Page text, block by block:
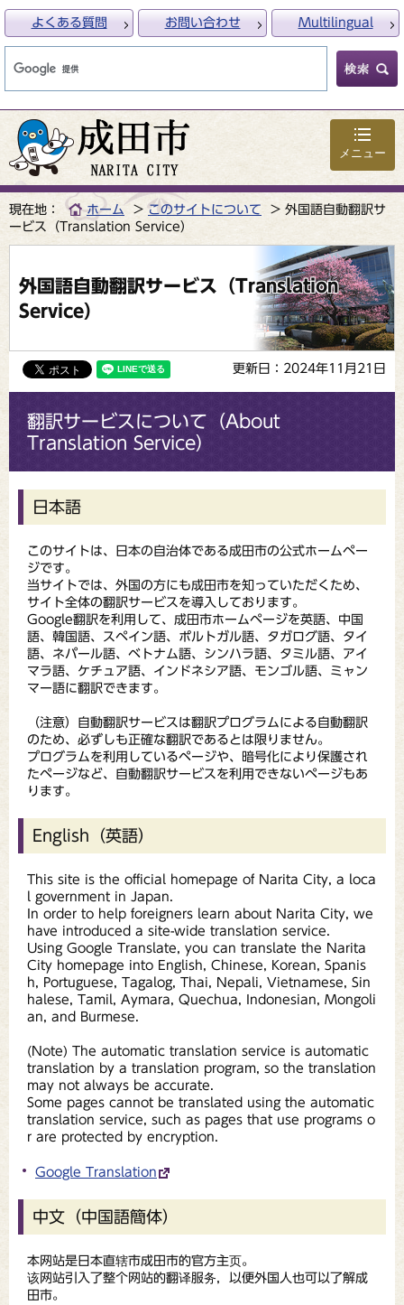
メニュー
よくある質問 お問い合わせ Multilingual
現在地： ホーム このサイトについて
外国語自動翻訳サ
ービス（Translation Service）
外国語自動翻訳サービス（Translation
Service）
更新日：2024年11月21日
翻訳サービスについて（About
Translation Service）
日本語
このサイトは、日本の自治体である成田市の公式ホームペー
ジです。
当サイトでは、外国の方にも成田市を知っていただくため、
サイト全体の翻訳サービスを導入しております。
Google翻訳を利用して、成田市ホームページを英語、中国
語、韓国語、スペイン語、ポルトガル語、タガログ語、タイ
語、ネパール語、ベトナム語、シンハラ語、タミル語、アイ
マラ語、ケチュア語、インドネシア語、モンゴル語、ミャン
マー語に翻訳できます。
（注意）自動翻訳サービスは翻訳プログラムによる自動翻訳
のため、必ずしも正確な翻訳であるとは限りません。
プログラムを利用しているページや、暗号化により保護され
たページなど、自動翻訳サービスを利用できないページもあ
ります。
English（英語）
This site is the official homepage of Narita City, a loca
l government in Japan.
In order to help foreigners learn about Narita City, we
have introduced a site-wide translation service.
Using Google Translate, you can translate the Narita
City homepage into English, Chinese, Korean, Spanis
h, Portuguese, Tagalog, Thai, Nepali, Vietnamese, Sin
halese, Tamil, Aymara, Quechua, Indonesian, Mongoli
an, and Burmese.
(Note) The automatic translation service is automatic
translation by a translation program, so the translation
may not always be accurate.
Some pages cannot be translated using the automatic
translation service, such as pages that use programs o
r are protected by encryption.
Google Translation
中文（中国語簡体）
本网站是日本直辖市成田市的官方主页。
该网站引入了整个网站的翻译服务，以便外国人也可以了解成
田市。